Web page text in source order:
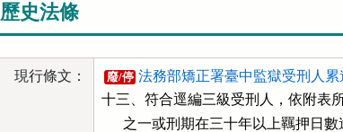
歷史法條
現行條文： 廢/停 法務部矯正署臺中監獄受刑人
十三、符合逕編三級受刑人，依附表
之一或刑期在三十年以上羈押日